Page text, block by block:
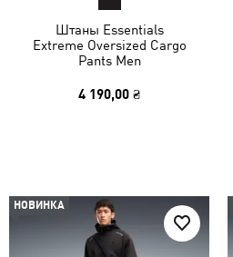
Штаны Essentials
Extreme Oversized Cargo
Pants Men
4 190,00 ₴
НОВИНКА